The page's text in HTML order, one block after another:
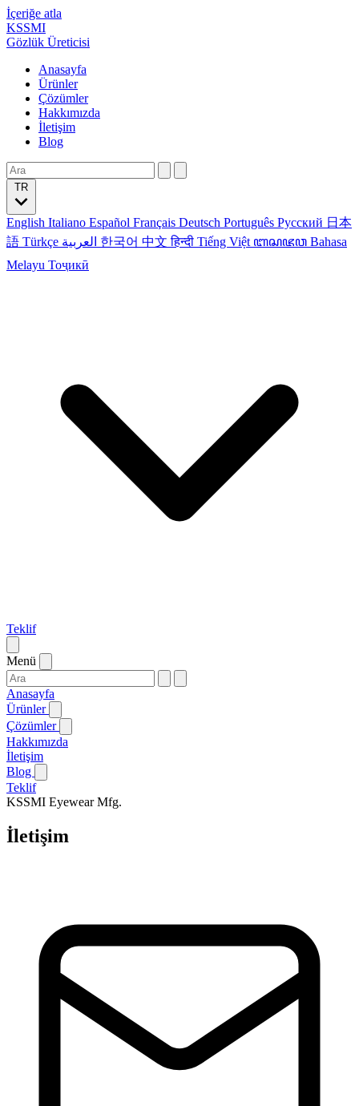
İçeriğe atla
KSSMI
Gözlük Üreticisi
Anasayfa
Ürünler
Çözümler
Hakkımızda
İletişim
Blog
English Italiano Español Français Deutsch Português Русский 日本
語 Türkçe 한국어 中文हिन्दी Tiếng Việt ꦧꦱꦗꦮ Bahasa
Melayu Тоҷикӣ
Teklif
Menü
Anasayfa
Ürünler
Çözümler
Hakkımızda
İletişim
Blog
Teklif
KSSMI Eyewear Mfg.
İletişim